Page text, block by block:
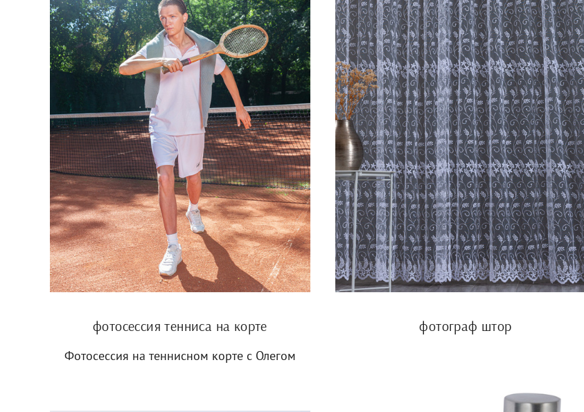
фотосессия тенниса на корте
Фотосессия на теннисном корте с Олегом
фотограф штор